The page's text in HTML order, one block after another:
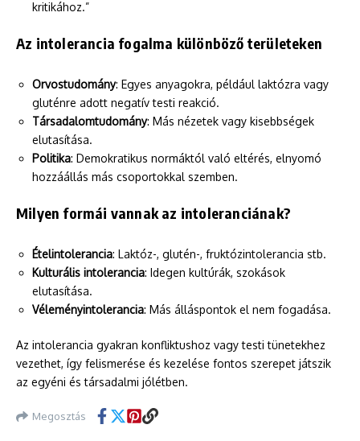
kritikához.”
Az intolerancia fogalma különböző területeken
Orvostudomány: Egyes anyagokra, például laktózra vagy
gluténre adott negatív testi reakció.
Társadalomtudomány: Más nézetek vagy kisebbségek
elutasítása.
Politika: Demokratikus normáktól való eltérés, elnyomó
hozzáállás más csoportokkal szemben.
Milyen formái vannak az intoleranciának?
Ételintolerancia: Laktóz-, glutén-, fruktózintolerancia stb.
Kulturális intolerancia: Idegen kultúrák, szokások
elutasítása.
Véleményintolerancia: Más álláspontok el nem fogadása.
Az intolerancia gyakran konfliktushoz vagy testi tünetekhez
vezethet, így felismerése és kezelése fontos szerepet játszik
az egyéni és társadalmi jólétben.
Megosztás